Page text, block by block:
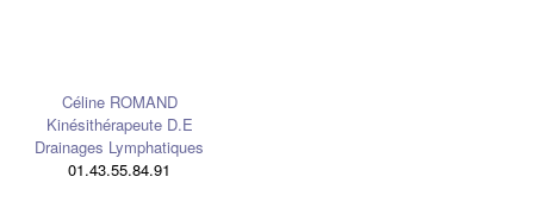
Céline ROMAND
Kinésithérapeute D.E
Drainages Lymphatiques
01.43.55.84.91